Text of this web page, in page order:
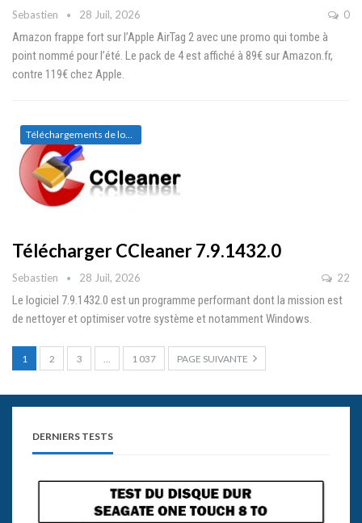
Sebastien 28 Juil, 2026 0
Amazon frappe fort sur l’Apple AirTag 2 avec une promo qui tombe à
point nommé pour l’été. Le pack de 4 est affiché à 89€ sur Amazon.fr,
contre 119€ chez Apple.
Téléchargements de logiciels
Télécharger CCleaner 7.9.1432.0
Sebastien 28 Juil, 2026 22
Le logiciel 7.9.1432.0 est un programme performant dont la mission est
de nettoyer et optimiser votre système et notamment Windows.
1 2 3 … 1 037 PAGE SUIVANTE
DERNIERS TESTS